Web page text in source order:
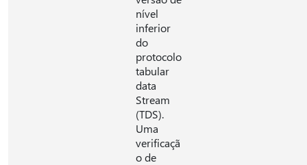
nível
inferior
do
protocolo
tabular
data
Stream
(TDS).
Uma
verificaçã
o de